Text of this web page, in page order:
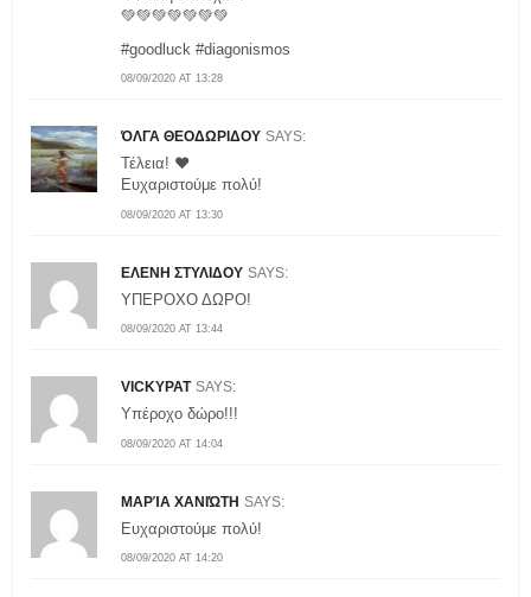
08/09/2020 AT 13:28
💚💚💚💚💚💚💚
#goodluck #diagonismos
ΌΛΓΑ ΘΕΟΔΩΡΙΔΟΥ SAYS:
08/09/2020 AT 13:30
Τέλεια! ❤
Ευχαριστούμε πολύ!
ΕΛΕΝΗ ΣΤΥΛΙΔΟΥ SAYS:
08/09/2020 AT 13:44
ΥΠΕΡΟΧΟ ΔΩΡΟ!
VICKYPAT SAYS:
08/09/2020 AT 14:04
Υπέροχο δώρο!!!
ΜΑΡΊΑ ΧΑΝΙΏΤΗ SAYS:
08/09/2020 AT 14:20
Ευχαριστούμε πολύ!